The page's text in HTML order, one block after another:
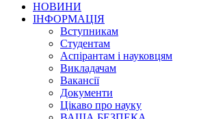
НОВИНИ
ІНФОРМАЦІЯ
Вступникам
Студентам
Аспірантам і науковцям
Викладачам
Вакансії
Документи
Цікаво про науку